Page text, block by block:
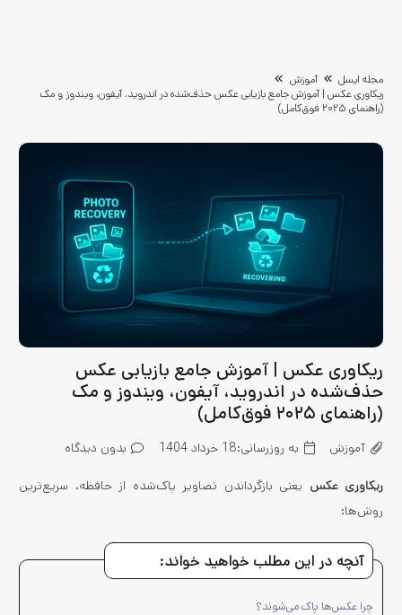
مجله ایسل
آموزش
ریکاوری عکس | آموزش جامع بازیابی عکس حذف‌شده در اندروید، آیفون، ویندوز و مک
(راهنمای ۲۰۲۵ فوق‌کامل)
ریکاوری عکس | آموزش جامع بازیابی عکس
حذف‌شده در اندروید، آیفون، ویندوز و مک
(راهنمای ۲۰۲۵ فوق‌کامل)
آموزش به روزرسانی:18 خرداد 1404 بدون دیدگاه
ریکاوری عکس یعنی بازگرداندن تصاویر پاک‌شده از حافظه. سریع‌ترین
روش‌ها:
آنچه در این مطلب خواهید خواند:
چرا عکس‌ها پاک می‌شوند؟